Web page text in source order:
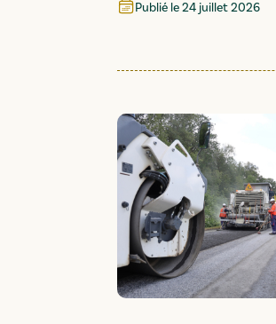
Publié le24 juillet 2026